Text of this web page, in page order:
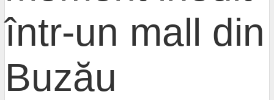
într-un mall din
Buzău